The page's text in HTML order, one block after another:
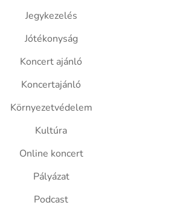
Jegykezelés
Jótékonyság
Koncert ajánló
Koncertajánló
Környezetvédelem
Kultúra
Online koncert
Pályázat
Podcast